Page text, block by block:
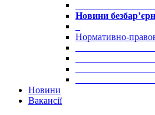
Новини
Нормативно-
Новини
Вакансії